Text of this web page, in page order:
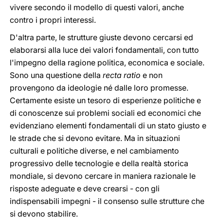
vivere secondo il modello di questi valori, anche
contro i propri interessi.
D'altra parte, le strutture giuste devono cercarsi ed
elaborarsi alla luce dei valori fondamentali, con tutto
l'impegno della ragione politica, economica e sociale.
Sono una questione della recta ratio e non
provengono da ideologie né dalle loro promesse.
Certamente esiste un tesoro di esperienze politiche e
di conoscenze sui problemi sociali ed economici che
evidenziano elementi fondamentali di un stato giusto e
le strade che si devono evitare. Ma in situazioni
culturali e politiche diverse, e nel cambiamento
progressivo delle tecnologie e della realtà storica
mondiale, si devono cercare in maniera razionale le
risposte adeguate e deve crearsi - con gli
indispensabili impegni - il consenso sulle strutture che
si devono stabilire.